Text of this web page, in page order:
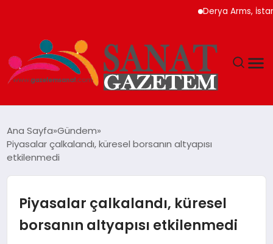
Derya Arms, İstanbul
TEKNOLOJI
SPOR
Ana Sayfa Gündem
Piyasalar çalkalandı, küresel borsanın altyapısı
etkilenmedi
Piyasalar çalkalandı, küresel
borsanın altyapısı etkilenmedi